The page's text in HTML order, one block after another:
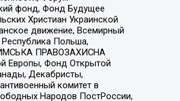
фонд, Фонд Будущее
Христиан Украинской
движение, Всемирный
Польша,
ПРАВОЗАХИСНА
Европы, Фонд Открытой
Декабристы,
комитет в
Народов ПостРоссии,